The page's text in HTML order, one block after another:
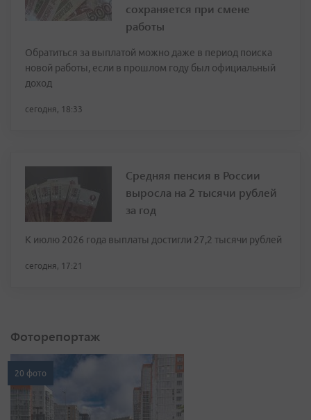
сохраняется при смене
работы
Обратиться за выплатой можно даже в период поиска
новой работы, если в прошлом году был официальный
доход
сегодня, 18:33
Средняя пенсия в России
выросла на 2 тысячи рублей
за год
К июлю 2026 года выплаты достигли 27,2 тысячи рублей
сегодня, 17:21
Фоторепортаж
20 фото